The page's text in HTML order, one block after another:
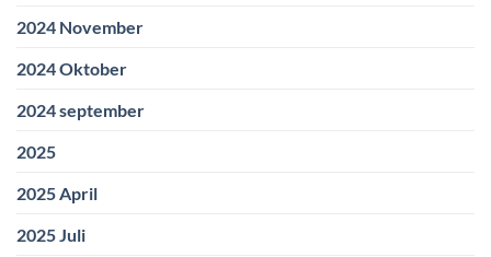
2024 November
2024 Oktober
2024 september
2025
2025 April
2025 Juli